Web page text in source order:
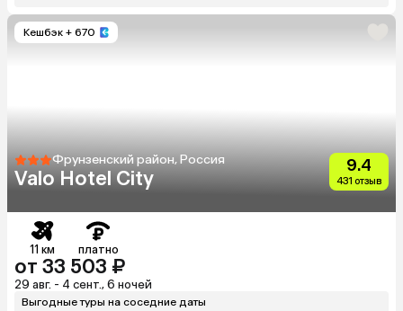
Кешбэк + 670
Фрунзенский район, Россия
Valo Hotel City
9.4
431 отзыв
11 км платно
от 33 503 ₽
29 авг. - 4 сент., 6 ночей
Выгодные туры на соседние даты